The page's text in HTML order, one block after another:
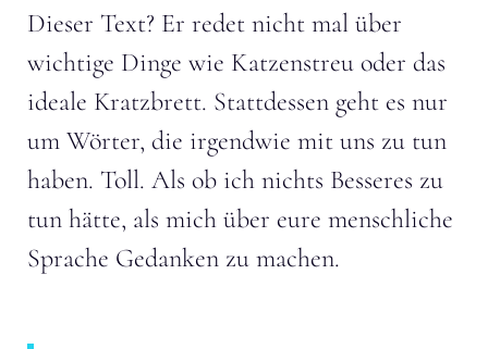
Dieser Text? Er redet nicht mal über
wichtige Dinge wie Katzenstreu oder das
ideale Kratzbrett. Stattdessen geht es nur
um Wörter, die irgendwie mit uns zu tun
haben. Toll. Als ob ich nichts Besseres zu
tun hätte, als mich über eure menschliche
Sprache Gedanken zu machen.